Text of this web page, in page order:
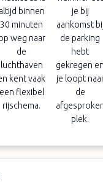
altijd binnen
30 minuten
weg naar
de
luchthaven
kent vaak
een flexibel
rijschema.
je bij
aankomst bij
de parking
hebt
gekregen en
je loopt
de
plek.